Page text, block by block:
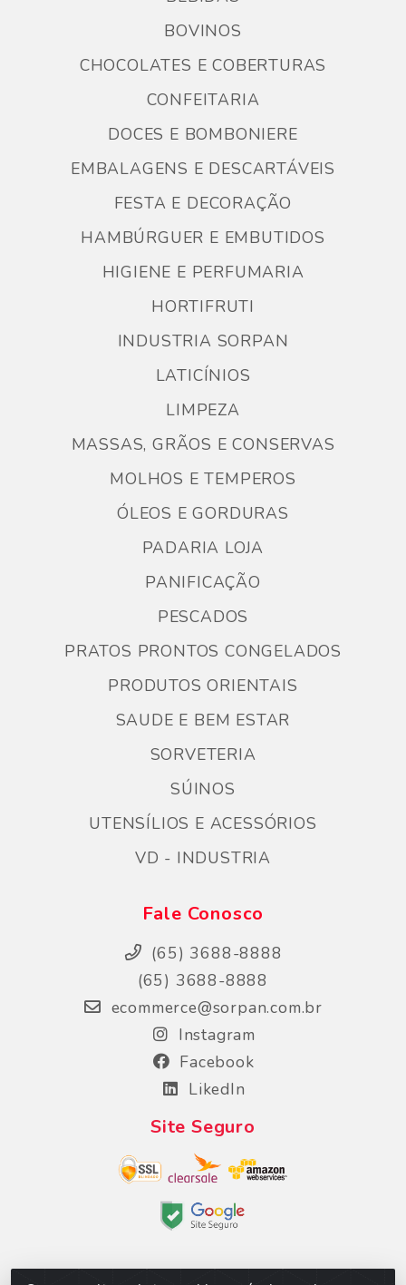
BOVINOS
CHOCOLATES E COBERTURAS
CONFEITARIA
DOCES E BOMBONIERE
EMBALAGENS E DESCARTÁVEIS
FESTA E DECORAÇÃO
HAMBÚRGUER E EMBUTIDOS
HIGIENE E PERFUMARIA
HORTIFRUTI
INDUSTRIA SORPAN
LATICÍNIOS
LIMPEZA
MASSAS, GRÃOS E CONSERVAS
MOLHOS E TEMPEROS
ÓLEOS E GORDURAS
PADARIA LOJA
PANIFICAÇÃO
PESCADOS
PRATOS PRONTOS CONGELADOS
PRODUTOS ORIENTAIS
SAUDE E BEM ESTAR
SORVETERIA
SÚINOS
UTENSÍLIOS E ACESSÓRIOS
VD - INDUSTRIA
Fale Conosco
(65) 3688-8888
(65) 3688-8888
ecommerce@sorpan.com.br
Instagram
Facebook
LikedIn
Site Seguro